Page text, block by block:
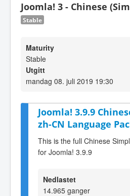
Joomla! 3 - Chinese
Stable
Maturity
Stable
Utgitt
mandag 08. juli 2019 19:30
Joomla! 3.9.9
zh-CN Language
This is the full Chinese
for Joomla! 3.9.9
Nedlastet
14.965 ganger